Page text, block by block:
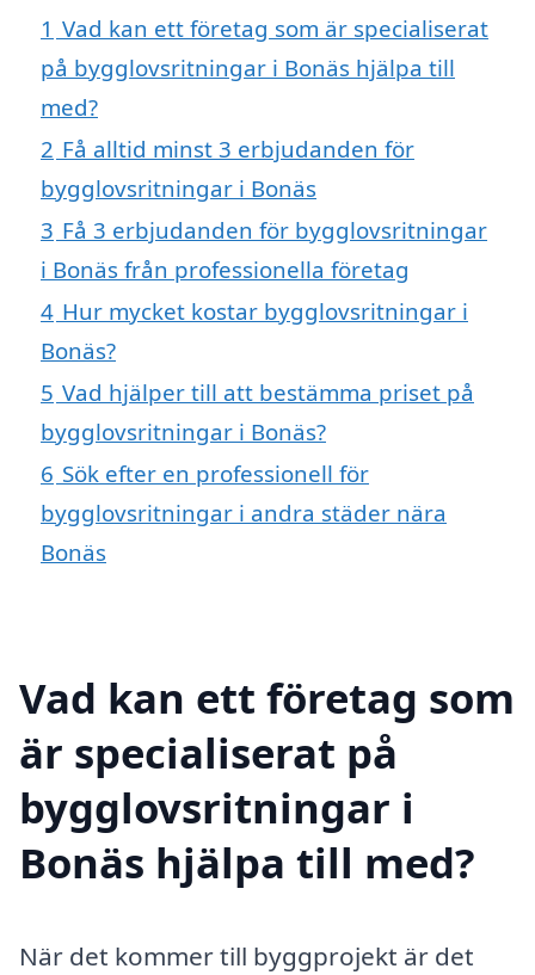
1 Vad kan ett företag som är specialiserat
på bygglovsritningar i Bonäs hjälpa till
med?
2 Få alltid minst 3 erbjudanden för
bygglovsritningar i Bonäs
3 Få 3 erbjudanden för bygglovsritningar
i Bonäs från professionella företag
4 Hur mycket kostar bygglovsritningar i
Bonäs?
5 Vad hjälper till att bestämma priset på
bygglovsritningar i Bonäs?
6 Sök efter en professionell för
bygglovsritningar i andra städer nära
Bonäs
Vad kan ett företag som
är specialiserat på
bygglovsritningar i
Bonäs hjälpa till med?
När det kommer till byggprojekt är det